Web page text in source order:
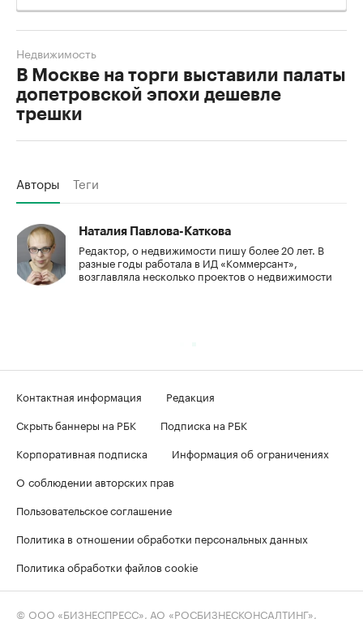
В Москве на торги выставили палаты
допетровской эпохи дешевле
трешки
Недвижимость
Авторы Теги
Наталия Павлова-Каткова
Редактор, о недвижимости пишу более 20 лет. В
разные годы работала в ИД «Коммерсант»,
возглавляла несколько проектов о недвижимости
Контактная информация
Редакция
Скрыть баннеры на РБК
Подписка на РБК
Корпоративная подписка
Информация об ограничениях
О соблюдении авторских прав
Пользовательское соглашение
Политика в отношении обработки персональных данных
Политика обработки файлов cookie
© ООО «БИЗНЕСПРЕСС», АО «РОСБИЗНЕСКОНСАЛТИНГ»,